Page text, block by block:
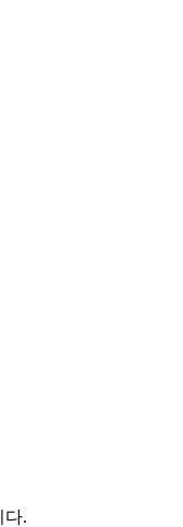
다.